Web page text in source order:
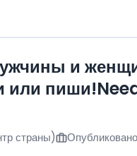
и
или
страны)